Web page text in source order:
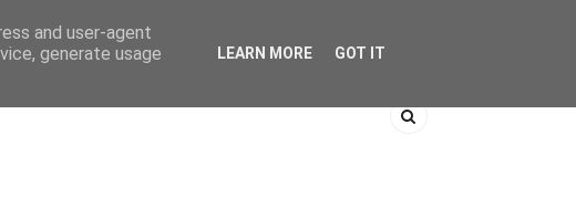
and user-agent
generate usage
LEARN MORE GOT IT